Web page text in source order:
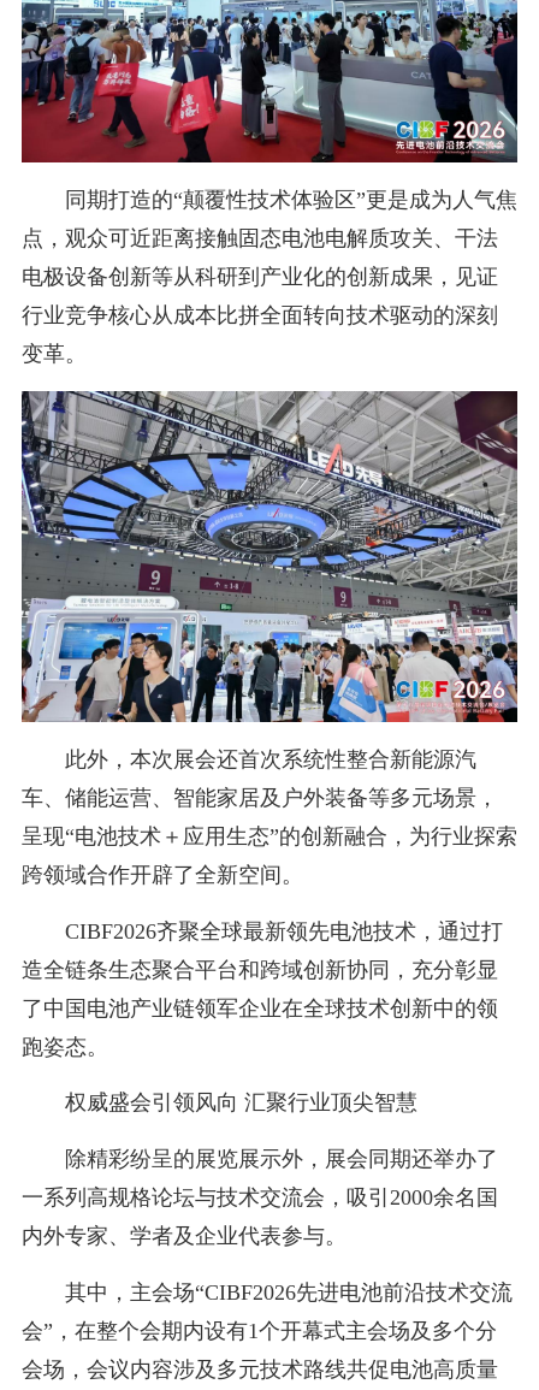
同期打造的“颠覆性技术体验区”更是成为人气焦
点，观众可近距离接触固态电池电解质攻关、干法
电极设备创新等从科研到产业化的创新成果，见证
行业竞争核心从成本比拼全面转向技术驱动的深刻
变革。
此外，本次展会还首次系统性整合新能源汽
车、储能运营、智能家居及户外装备等多元场景，
呈现“电池技术＋应用生态”的创新融合，为行业探索
跨领域合作开辟了全新空间。
CIBF2026齐聚全球最新领先电池技术，通过打
造全链条生态聚合平台和跨域创新协同，充分彰显
了中国电池产业链领军企业在全球技术创新中的领
跑姿态。
权威盛会引领风向 汇聚行业顶尖智慧
除精彩纷呈的展览展示外，展会同期还举办了
一系列高规格论坛与技术交流会，吸引2000余名国
内外专家、学者及企业代表参与。
其中，主会场“CIBF2026先进电池前沿技术交流
会”，在整个会期内设有1个开幕式主会场及多个分
会场，会议内容涉及多元技术路线共促电池高质量